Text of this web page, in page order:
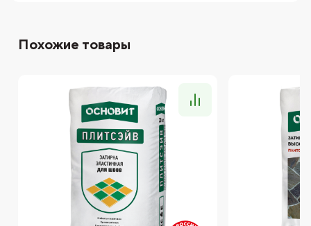
Похожие товары